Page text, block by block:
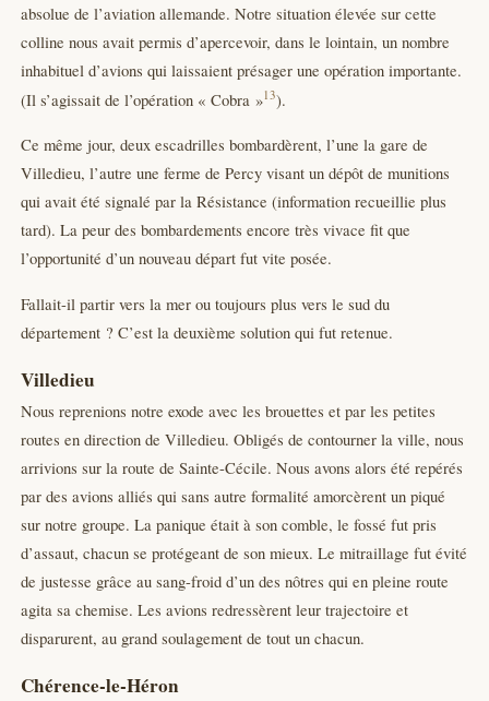
absolue de l’aviation allemande. Notre situation élevée sur cette
colline nous avait permis d’apercevoir, dans le lointain, un nombre
inhabituel d’avions qui laissaient présager une opération importante.
(Il s’agissait de l’opération « Cobra »13).
Ce même jour, deux escadrilles bombardèrent, l’une la gare de
Villedieu, l’autre une ferme de Percy visant un dépôt de munitions
qui avait été signalé par la Résistance (information recueillie plus
tard). La peur des bombardements encore très vivace fit que
l’opportunité d’un nouveau départ fut vite posée.
Fallait-il partir vers la mer ou toujours plus vers le sud du
département ? C’est la deuxième solution qui fut retenue.
Villedieu
Nous reprenions notre exode avec les brouettes et par les petites
routes en direction de Villedieu. Obligés de contourner la ville, nous
arrivions sur la route de Sainte-Cécile. Nous avons alors été repérés
par des avions alliés qui sans autre formalité amorcèrent un piqué
sur notre groupe. La panique était à son comble, le fossé fut pris
d’assaut, chacun se protégeant de son mieux. Le mitraillage fut évité
de justesse grâce au sang-froid d’un des nôtres qui en pleine route
agita sa chemise. Les avions redressèrent leur trajectoire et
disparurent, au grand soulagement de tout un chacun.
Chérence-le-Héron